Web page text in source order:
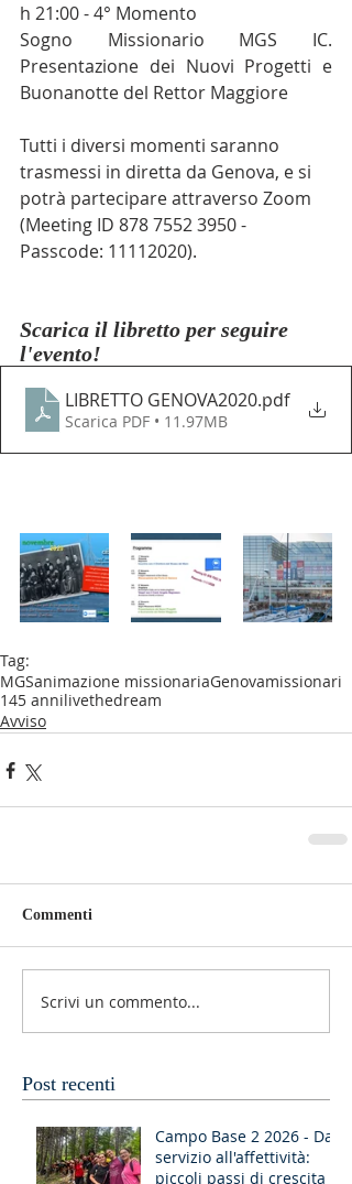
h 21:00 - 4° Momento
Sogno Missionario MGS IC.
Presentazione dei Nuovi Progetti e
Buonanotte del Rettor Maggiore
Tutti i diversi momenti saranno
trasmessi in diretta da Genova, e si
potrà partecipare attraverso Zoom
(Meeting ID 878 7552 3950 -
Passcode: 11112020).
Scarica il libretto per seguire
l'evento!
LIBRETTO GENOVA2020.pdf
Scarica PDF • 11.97MB
Tag:
MGSanimazione missionariaGenovamissionari
145 annilivethedream
Avviso
Commenti
Scrivi un commento...
Post recenti
Campo Base 2 2026 - Dal
servizio all'affettività:
piccoli passi di crescita